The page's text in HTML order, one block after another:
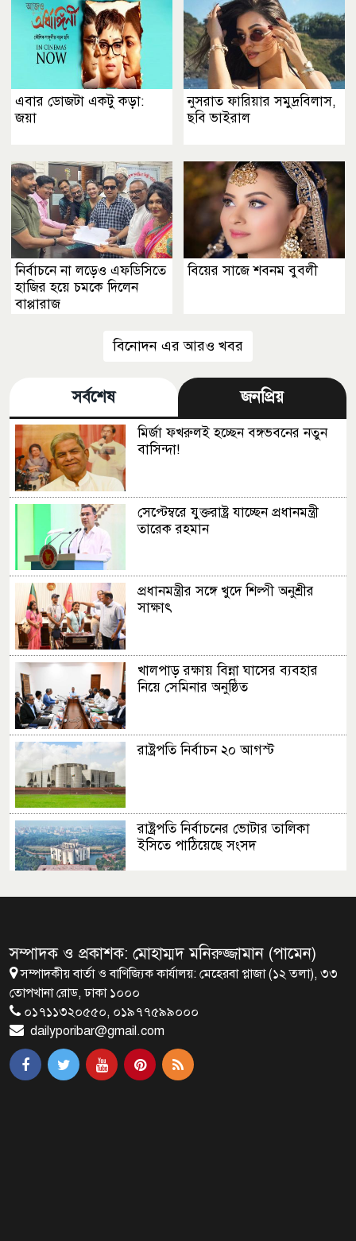
এবার ডোজটা একটু কড়া:
জয়া
নুসরাত ফারিয়ার সমুদ্রবিলাস,
ছবি ভাইরাল
নির্বাচনে না লড়েও এফডিসিতে
হাজির হয়ে চমকে দিলেন
বাপ্পারাজ
বিয়ের সাজে শবনম বুবলী
বিনোদন এর আরও খবর
সর্বশেষ জনপ্রিয়
মির্জা ফখরুলই হচ্ছেন বঙ্গভবনের নতুন
বাসিন্দা!
সেপ্টেম্বরে যুক্তরাষ্ট্র যাচ্ছেন প্রধানমন্ত্রী
তারেক রহমান
প্রধানমন্ত্রীর সঙ্গে খুদে শিল্পী অনুশ্রীর
সাক্ষাৎ
খালপাড় রক্ষায় বিন্না ঘাসের ব্যবহার
নিয়ে সেমিনার অনুষ্ঠিত
রাষ্ট্রপতি নির্বাচন ২০ আগস্ট
রাষ্ট্রপতি নির্বাচনের ভোটার তালিকা
ইসিতে পাঠিয়েছে সংসদ
ব্রাক্ষণবাড়িয়ায় বইপড়া কর্মসূচীর
শুভসূচনা
মালয়েশিয়ায় মারামারি করে তিন
বাংলাদেশি নিহত
সম্পাদক ও প্রকাশক: মোহাম্মদ মনিরুজ্জামান (পামেন)
সম্পাদকীয় বার্তা ও বাণিজ্যিক কার্যালয়: মেহেরবা প্লাজা (১২ তলা), ৩৩
তোপখানা রোড, ঢাকা ১০০০
০১৭১১৩২০৫৫০, ০১৯৭৭৫৯৯০০০
dailyporibar@gmail.com